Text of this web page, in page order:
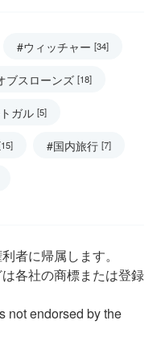
#ウィッチャー [34]
ブスローンズ [18]
ガル [5]
#国内旅行 [7]
者に帰属します。
各社の商標または登録
not endorsed by the